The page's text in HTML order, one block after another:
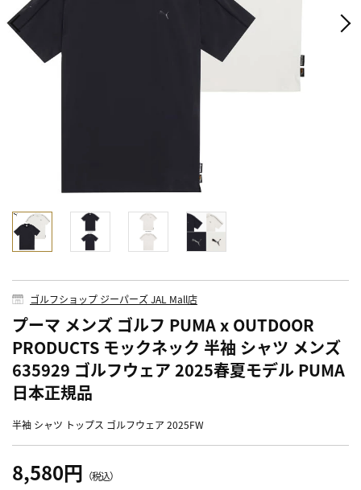
ゴルフショップ ジーパーズ JAL Mall店
プーマ メンズ ゴルフ PUMA x OUTDOOR
PRODUCTS モックネック 半袖 シャツ メンズ
635929 ゴルフウェア 2025春夏モデル PUMA
日本正規品
半袖 シャツ トップス ゴルフウェア 2025FW
8,580円 （税込）